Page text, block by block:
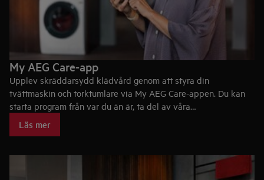
My AEG Care-app
Upplev skräddarsydd klädvård genom att styra din
tvättmaskin och torktumlare via My AEG Care-appen. Du kan
starta program från var du än är, ta del av våra
om när din tvätt är klar.
Läs mer